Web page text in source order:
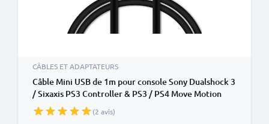
CÂBLES ET ADAPTATEURS
Câble Mini USB de 1m pour console Sony Dualshock 3
/ Sixaxis PS3 Controller & PS3 / PS4 Move Motion
Controller - transfert de données et charge 1A noir
en PVC
(2 avis)